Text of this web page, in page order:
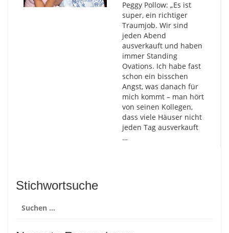
Peggy Pollow: „Es ist
super, ein richtiger
Traumjob. Wir sind
jeden Abend
ausverkauft und haben
immer Standing
Ovations. Ich habe fast
schon ein bisschen
Angst, was danach für
mich kommt – man hört
von seinen Kollegen,
dass viele Häuser nicht
jeden Tag ausverkauft
…
Stichwortsuche
nach: